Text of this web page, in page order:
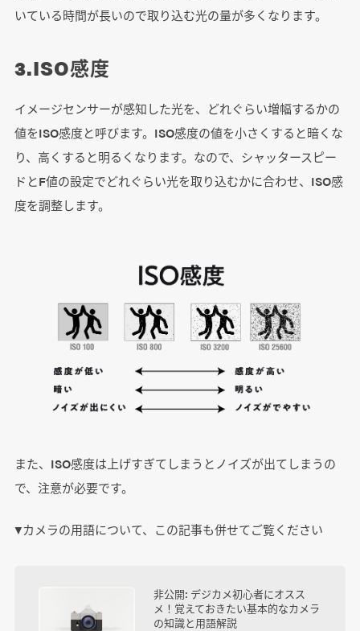
いている時間が長いので取り込む光の量が多くなります。
3.ISO感度
イメージセンサーが感知した光を、どれぐらい増幅するかの
値をISO感度と呼びます。ISO感度の値を小さくすると暗くな
り、高くすると明るくなります。なので、シャッタースピー
ドとF値の設定でどれぐらい光を取り込むかに合わせ、ISO感
度を調整します。
また、ISO感度は上げすぎてしまうとノイズが出てしまうの
で、注意が必要です。
▼カメラの用語について、この記事も併せてご覧ください
非公開: デジカメ初心者にオスス
メ！覚えておきたい基本的なカメラ
の知識と用語解説